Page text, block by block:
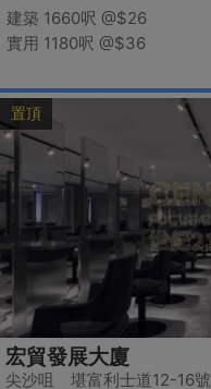
建築 1660呎 @$26
實用 1180呎 @$36
置頂
宏貿發展大廈
尖沙咀 堪富利士道12-16號